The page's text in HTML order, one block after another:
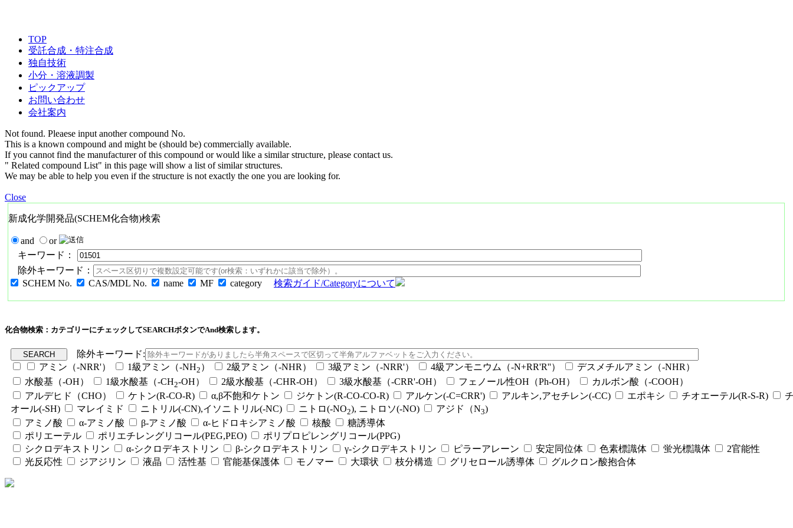
TOP
受託合成・特注合成
独自技術
小分・溶液調製
ピックアップ
お問い合わせ
会社案内
Not found. Pleaese input another compound No.
This is a known compound and might be (should be) commercially available.
If you cannot find the manufacturer of this compound or would like a similar structure, please contact us.
" Related compound List" in this page will show a list of similar structures.
We may be able to help you even if the structure is not exactly the one you are looking for.
Close
新成化学開発品(SCHEM化合物)検索
and
or
キーワード：
除外キーワード：
SCHEM No.
CAS/MDL No. name MF category 検索ガイド/Categoryについて
化合物検索：カテゴリーにチェックしてSEARCHボタンでAnd検索します。
除外キーワード:
アミン（-NRR'）
1級アミン（-NH2 ） 2級アミン（-NHR） 3級アミン（-NRR'） 4級アンモニウム（-N+RR'R''）
デスメチルアミン（-NHR）
水酸基（-OH）
1級水酸基（-CH2-OH） 2級水酸基（-CHR-OH） 3級水酸基（-CRR'-OH） フェノール性OH（Ph-OH）
カルボン酸（-COOH）
アルデヒド（CHO）
ケトン(R-CO-R) α,β不飽和ケトン ジケトン(R-CO-CO-R) アルケン(-C=CRR') アルキン,アセチレン(-CC) エポキシ チオエーテル(R-S-R)
オール(-SH)
マレイミド ニトリル(-CN),イソニトリル(-NC) ニトロ(-NO2), ニトロソ(-NO) アジド（N3)
アミノ酸
α-アミノ酸 β-アミノ酸 α-ヒドロキシアミノ酸 核酸
糖誘導体
ポリエーテル
ポリエチレングリコール(PEG,PEO)
ポリプロピレングリコール(PPG)
シクロデキストリン
α-シクロデキストリン β-シクロデキストリン γ-シクロデキストリン ピラーアレーン 安定同位体 色素標識体 蛍光標識体
2官能性
光反応性
ジアジリン 液晶 活性基 官能基保護体 モノマー 大環状 枝分構造 グリセロール誘導体 グルクロン酸抱合体